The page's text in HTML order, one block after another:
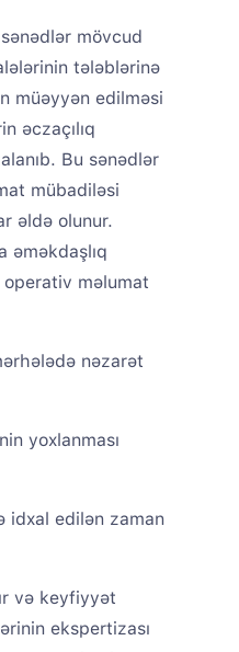
mövcud
tələblərinə
müəyyən edilməsi
əczaçılıq
Bu sənədlər
mübadiləsi
əldə olunur.
əməkdaşlıq
məlumat
nəzarət
yoxlanması
idxal edilən zaman
və keyfiyyət
ekspertizası